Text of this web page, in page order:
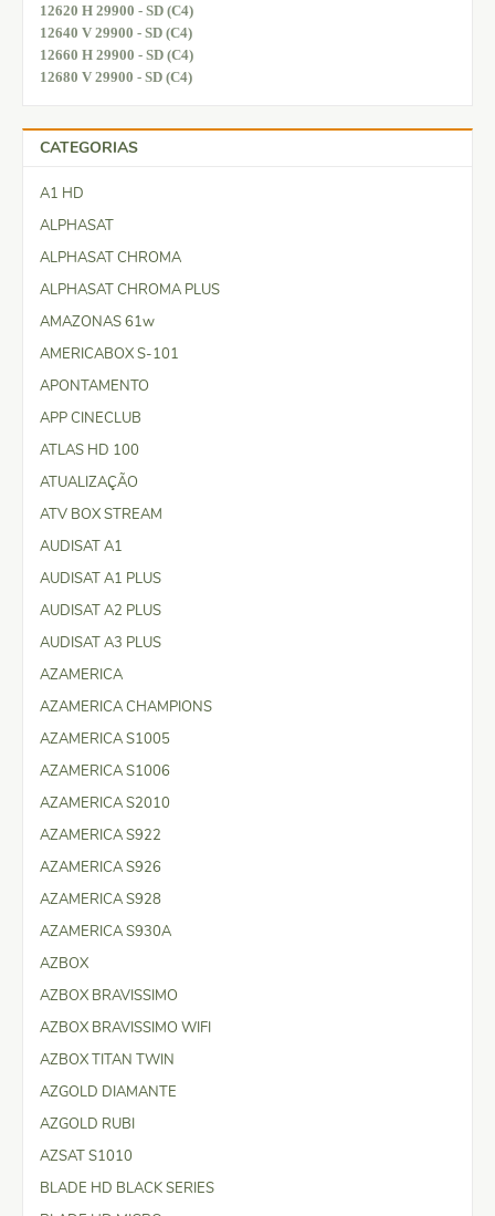
12620 H 29900 - SD (C4)
12640 V 29900 - SD (C4)
12660 H 29900 - SD (C4)
12680 V 29900 - SD (C4)
CATEGORIAS
A1 HD
ALPHASAT
ALPHASAT CHROMA
ALPHASAT CHROMA PLUS
AMAZONAS 61w
AMERICABOX S-101
APONTAMENTO
APP CINECLUB
ATLAS HD 100
ATUALIZAÇÃO
ATV BOX STREAM
AUDISAT A1
AUDISAT A1 PLUS
AUDISAT A2 PLUS
AUDISAT A3 PLUS
AZAMERICA
AZAMERICA CHAMPIONS
AZAMERICA S1005
AZAMERICA S1006
AZAMERICA S2010
AZAMERICA S922
AZAMERICA S926
AZAMERICA S928
AZAMERICA S930A
AZBOX
AZBOX BRAVISSIMO
AZBOX BRAVISSIMO WIFI
AZBOX TITAN TWIN
AZGOLD DIAMANTE
AZGOLD RUBI
AZSAT S1010
BLADE HD BLACK SERIES